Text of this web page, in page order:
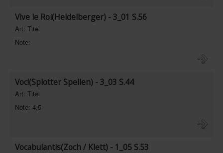
Vive le Roi(Heidelberger) - 3_01 S.56
Art: Titel
Note:
Voc!(Splotter Spellen) - 3_03 S.44
Art: Titel
Note: 4,5
Vocabulantis(Zoch / Klett) - 1_05 S.53